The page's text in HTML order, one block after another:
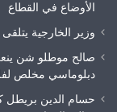
الأوضاع في القطاع
وزير الخارجية
صالح موطلو شن
دبلوماسي مخلص
حسام الدين بريطل